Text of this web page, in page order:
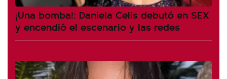
¡Una bomba!: Daniela Celis debutó en SEX
y encendió el escenario y las redes